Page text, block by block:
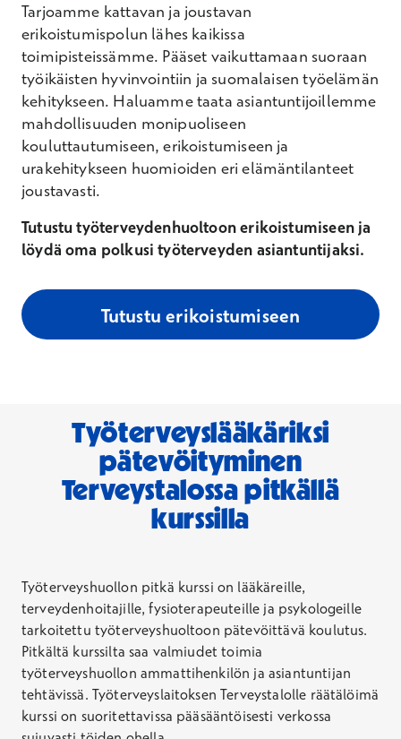
Tarjoamme kattavan ja joustavan
erikoistumispolun lähes kaikissa
toimipisteissämme. Pääset vaikuttamaan suoraan
työikäisten hyvinvointiin ja suomalaisen työelämän
kehitykseen. Haluamme taata asiantuntijoillemme
mahdollisuuden monipuoliseen
kouluttautumiseen, erikoistumiseen ja
urakehitykseen huomioiden eri elämäntilanteet
joustavasti.
Tutustu työterveydenhuoltoon erikoistumiseen ja
löydä oma polkusi työterveyden asiantuntijaksi.
Tutustu erikoistumiseen
Työterveyslääkäriksi
pätevöityminen
Terveystalossa pitkällä
kurssilla
Työterveyshuollon pitkä kurssi on lääkäreille,
terveydenhoitajille, fysioterapeuteille ja psykologeille
tarkoitettu työterveyshuoltoon pätevöittävä koulutus.
Pitkältä kurssilta saa valmiudet toimia
työterveyshuollon ammattihenkilön ja asiantuntijan
tehtävissä. Työterveyslaitoksen Terveystalolle räätälöimä
kurssi on suoritettavissa pääsääntöisesti verkossa